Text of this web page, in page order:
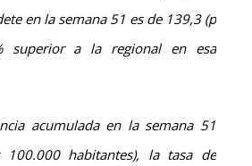
en la semana 51 es de 139,3 (p
superior a la regional en esa
acumulada en la semana 51
100.000 habitantes), la tasa de